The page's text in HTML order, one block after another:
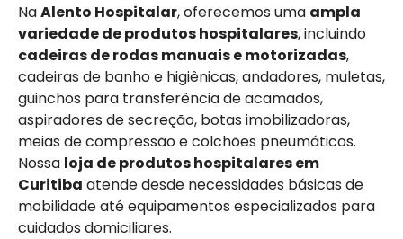
NaAlento Hospitalar, oferecemos uma ampla
variedade de produtos hospitalares, incluindo
cadeiras de rodas manuais e motorizadas,
cadeiras de banho e higiênicas, andadores, muletas,
guinchos para transferência de acamados,
aspiradores de secreção, botas imobilizadoras,
meias de compressão e colchões pneumáticos.
Nossa loja de produtos hospitalares em
Curitiba atende desde necessidades básicas de
mobilidade até equipamentos especializados para
cuidados domiciliares.